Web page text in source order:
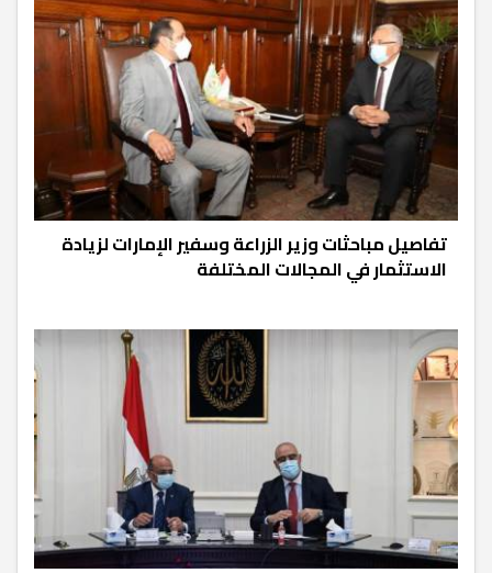
تفاصيل مباحثات وزير الزراعة وسفير الإمارات لزيادة
الاستثمار في المجالات المختلفة